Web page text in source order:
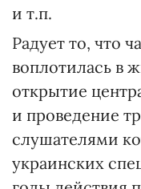
и т.п.
Радует то, что
воплотилась в
открытие
и проведение
слушателями
украинских